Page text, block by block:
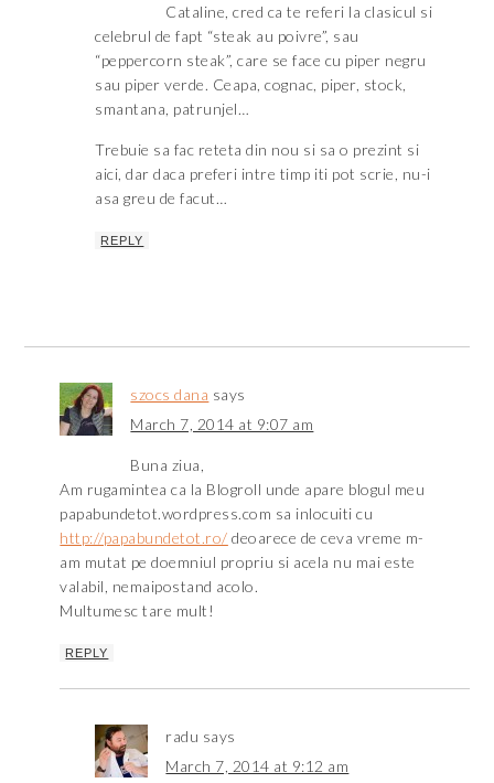
Cataline, cred ca te referi la clasicul si
celebrul de fapt “steak au poivre”, sau
“peppercorn steak”, care se face cu piper negru
sau piper verde. Ceapa, cognac, piper, stock,
smantana, patrunjel…
Trebuie sa fac reteta din nou si sa o prezint si
aici, dar daca preferi intre timp iti pot scrie, nu-i
asa greu de facut…
REPLY
szocs dana says
March 7, 2014 at 9:07 am
Buna ziua,
Am rugamintea ca la Blogroll unde apare blogul meu
papabundetot.wordpress.com sa inlocuiti cu
http://papabundetot.ro/ deoarece de ceva vreme m-
am mutat pe doemniul propriu si acela nu mai este
valabil, nemaipostand acolo.
Multumesc tare mult!
REPLY
radu says
March 7, 2014 at 9:12 am